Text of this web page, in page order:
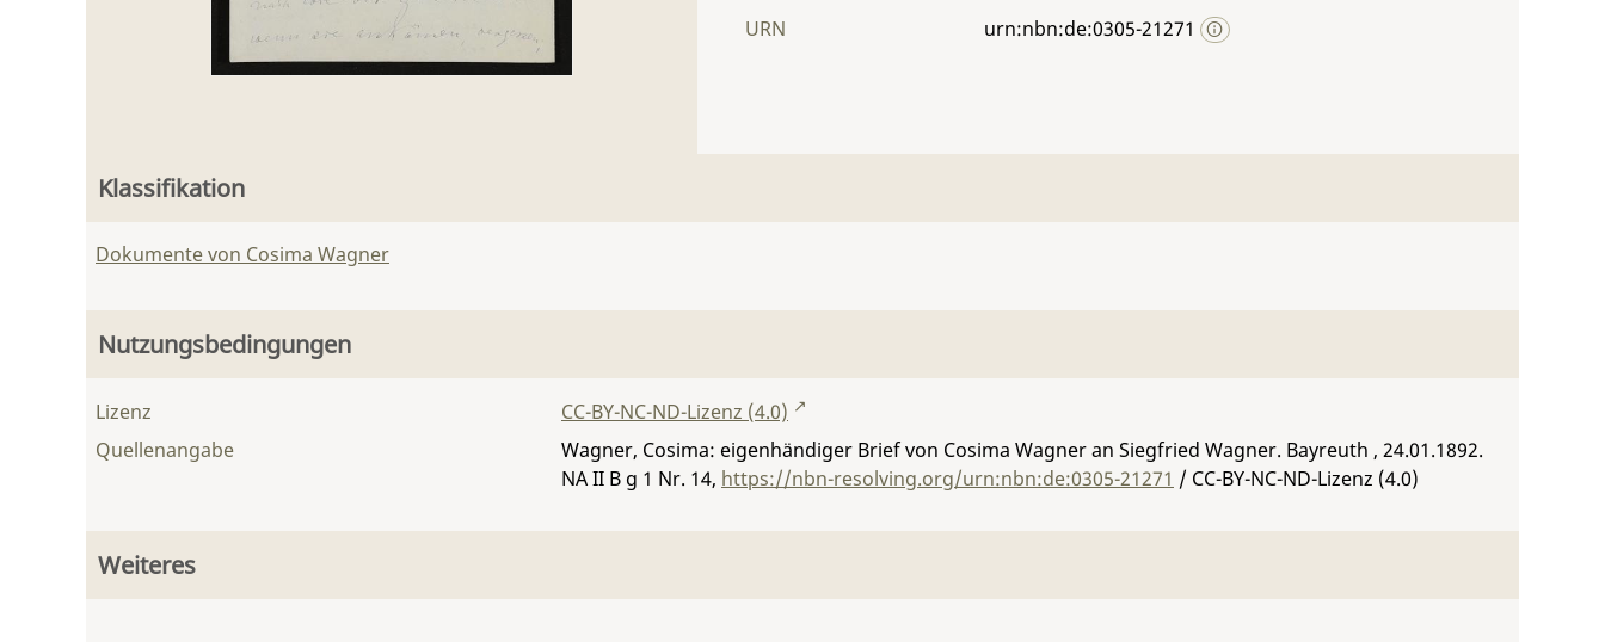
URN
urn:nbn:de:0305-21271
Klassifikation
Dokumente von Cosima Wagner
Nutzungsbedingungen
Lizenz
CC-BY-NC-ND-Lizenz (4.0)
Quellenangabe
Wagner, Cosima: eigenhändiger Brief von Cosima Wagner an Siegfried Wagner. Bayreuth , 24.01.1892.
NA II B g 1 Nr. 14, https://nbn-resolving.org/urn:nbn:de:0305-21271 / CC-BY-NC-ND-Lizenz (4.0)
Weiteres